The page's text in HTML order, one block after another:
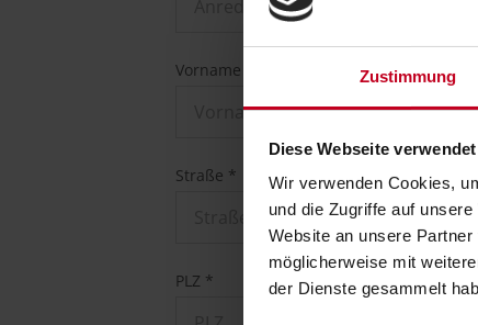
Zustimmung
Diese Webseite
Wir verwenden Cookies,
und die Zugriffe auf
Website an unsere
möglicherweise mit
der Dienste gesammelt
Vorname *
Straße *
PLZ *